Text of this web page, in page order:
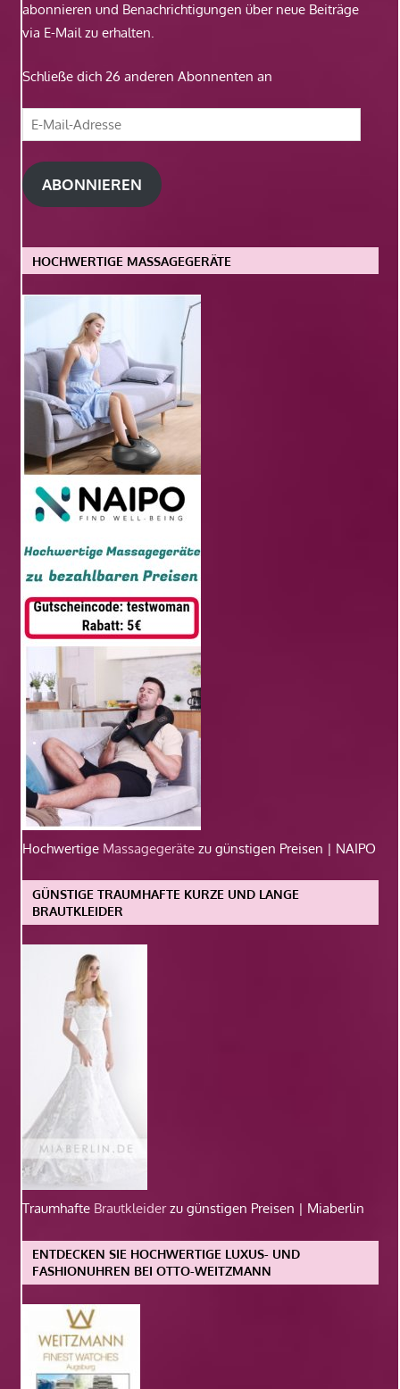
abonnieren und Benachrichtigungen über neue Beiträge
via E-Mail zu erhalten.
Schließe dich 26 anderen Abonnenten an
E-
Mail-
Adresse
ABONNIEREN
HOCHWERTIGE MASSAGEGERÄTE
Hochwertige Massagegeräte zu günstigen Preisen | NAIPO
GÜNSTIGE TRAUMHAFTE KURZE UND LANGE
BRAUTKLEIDER
Traumhafte Brautkleiderzu günstigen Preisen | Miaberlin
ENTDECKEN SIE HOCHWERTIGE LUXUS- UND
FASHIONUHREN BEI OTTO-WEITZMANN